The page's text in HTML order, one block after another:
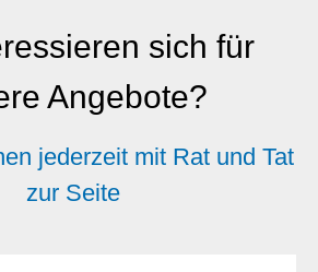
sich für
Angebote?
jederzeit mit Rat und Tat
zur Seite